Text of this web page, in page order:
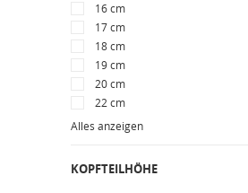
16 cm
17 cm
18 cm
19 cm
20 cm
22 cm
Alles anzeigen
KOPFTEILHÖHE